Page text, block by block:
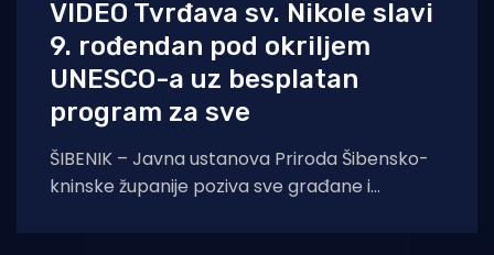
VIDEO Tvrđava sv. Nikole slavi
9. rođendan pod okriljem
UNESCO-a uz besplatan
program za sve
ŠIBENIK – Javna ustanova Priroda Šibensko-
kninske županije poziva sve građane i
obljetnice upisa Tvrđave sv.